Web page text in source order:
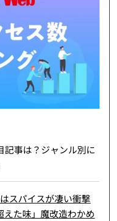
記事は？ジャンル別に
スパイスが凄い衝撃
た味」魔改造わかめ